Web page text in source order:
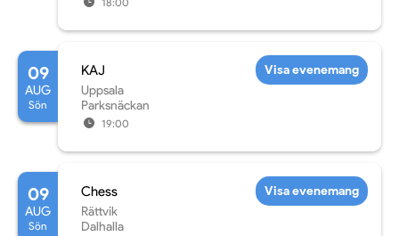
09
AUG
Sön
KAJ
Uppsala
Parksnäckan
19:00
Visa evenemang
09
AUG
Sön
Chess
Rättvik
Dalhalla
Visa evenemang